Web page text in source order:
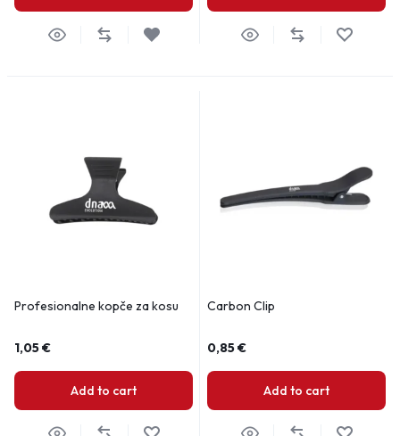
Profesionalne kopče za kosu
1,05€
Add to cart
Carbon Clip
0,85€
Add to cart